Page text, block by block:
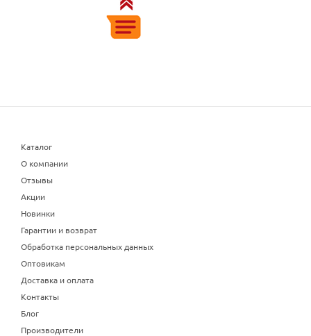
Каталог
О компании
Отзывы
Акции
Новинки
Гарантии и возврат
Обработка персональных данных
Оптовикам
Доставка и оплата
Контакты
Блог
Производители